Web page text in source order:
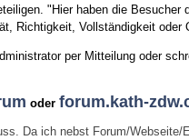
"Hier haben die
Richtigkeit, Vollständigkeit
per Mitteilung oder
oderforum.kath-
Da ich nebst Forum/